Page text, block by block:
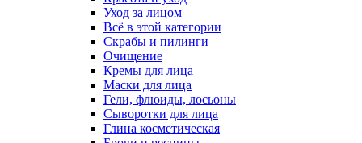
Уход за лицом
Всё в этой категории
Скрабы и пилинги
Очищение
Кремы для лица
Маски для лица
Гели, флюиды, лосьоны
Сыворотки для лица
Глина косметическая